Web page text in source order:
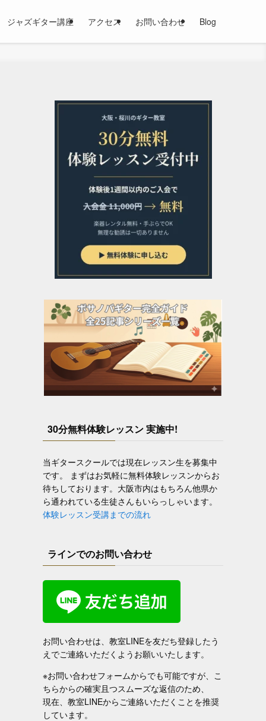
ジャズギター講座 アクセス お問い合わせ Blog
30分無料体験レッスン 実施中!
当ギタースクールでは現在レッスン生を募集中
です。 まずはお気軽に無料体験レッスンからお
待ちしております。大阪市内はもちろん他県か
ら通われている生徒さんもいらっしゃいます。
体験レッスン受講までの流れ
ラインでのお問い合わせ
お問い合わせは、教室LINEを友だち登録したう
えでご連絡いただくようお願いいたします。
※お問い合わせフォームからでも可能ですが、こ
ちらからの確実且つスムーズな返信のため、
現在、教室LINEからご連絡いただくことを推奨
しています。